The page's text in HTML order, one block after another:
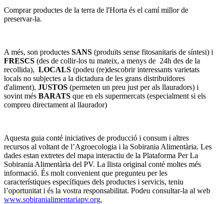
Comprar productes de la terra de l'Horta és el camí millor de
preservar-la.
A més, son productes SANS (produïts sense fitosanitaris de síntesi) i
FRESCS (des de collir-los tu mateix, a menys de 24h des de la
recollida), LOCALS (podeu (re)descobrir­ interessants varietats
locals no subjectes a la dictadura de les grans distribuïdores
d'aliment), JUSTOS (permeten un preu just per als llauradors) i
sovint més BARATS que en els supermercats (especialment si els
compreu directament al llaurador)
Aquesta guia conté iniciatives de producció i consum i altres
recursos al voltant de l’Agroecologia i la Sobirania Alimentària. Les
dades estan extretes del mapa interactiu de la Plataforma Per La
Sobirania Alimentària del PV. La llista original conté moltes més
informació. És molt convenient que pregunteu per les
característiques específiques dels productes i servicis, teniu
l’oportunitat i és la vostra responsabilitat. Podeu consultar-la al web
www.sobiranialimentariapv.org.